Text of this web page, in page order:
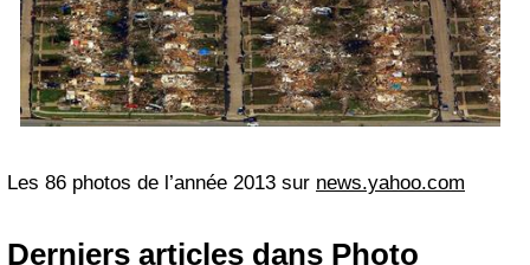
Les 86 photos de l’année 2013 sur news.yahoo.com
Derniers articles dans Photo